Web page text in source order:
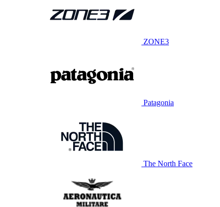
ZONE3
Patagonia
The North Face